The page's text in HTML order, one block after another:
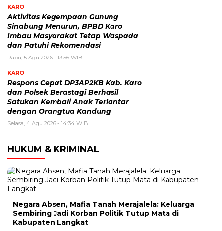
KARO
Aktivitas Kegempaan Gunung
Sinabung Menurun, BPBD Karo
Imbau Masyarakat Tetap Waspada
dan Patuhi Rekomendasi
Rabu, 5 Agu 2026 - 13:56 WIB
KARO
Respons Cepat DP3AP2KB Kab. Karo
dan Polsek Berastagi Berhasil
Satukan Kembali Anak Terlantar
dengan Orangtua Kandung
Selasa, 4 Agu 2026 - 14:34 WIB
HUKUM & KRIMINAL
Negara Absen, Mafia Tanah Merajalela: Keluarga
Sembiring Jadi Korban Politik Tutup Mata di
Kabupaten Langkat